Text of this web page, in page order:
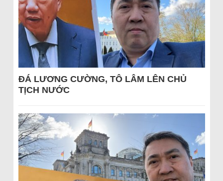
ĐÁ LƯƠNG CƯỜNG, TÔ LÂM LÊN CHỦ
TỊCH NƯỚC